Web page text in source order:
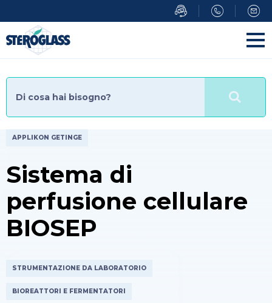
al
contenuto
principale
APPLIKON GETINGE
Sistema di
perfusione cellulare
BIOSEP
STRUMENTAZIONE DA LABORATORIO
BIOREATTORI E FERMENTATORI